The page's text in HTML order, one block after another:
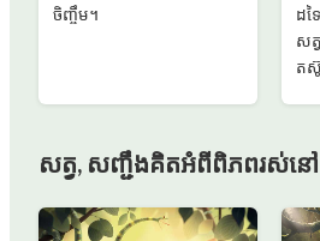
ចិញ្ចឹម។
ដទ
សត្
ត
សត្វ, សញ្ជឹងគិតអំពីពិភពរស់នៅ